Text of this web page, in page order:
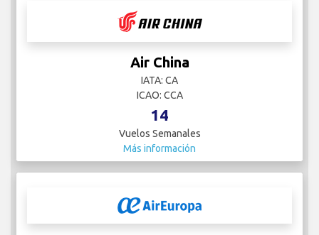
Air China
IATA: CA
ICAO: CCA
14
Vuelos Semanales
Más información